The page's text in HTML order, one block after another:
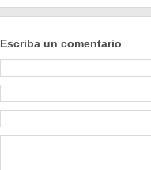
Escriba un comentario